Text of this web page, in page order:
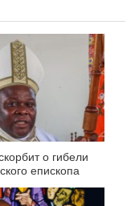
о гибели
епископа